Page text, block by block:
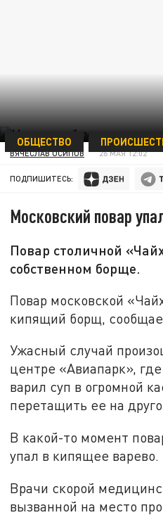
ОБЩЕСТВО
ВЯЧЕСЛАВ ОСИПОВ 26 МАЯ 12:02
ПОДПИШИТЕСЬ:
Московский повар
Повар столичной
собственном борще.
Повар московской
кипящий борщ,
Ужасный случай
центре «Авиапарк»,
варил суп в огромной
перетащить ее на
В какой-то момент
упал в кипящее варево.
Врачи скорой
вызванной на место